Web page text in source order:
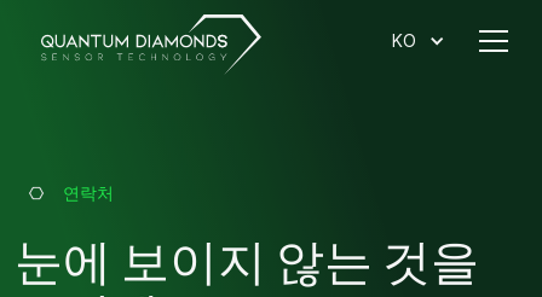
KO
연락처
눈에 보이지 않는 것을